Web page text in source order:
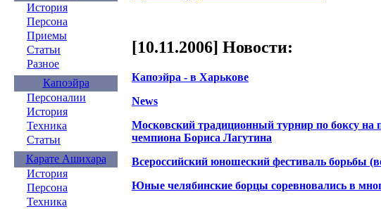
История
Персона
Приемы
Статьи
Разное
Капоэйра
Персоналии
История
Техника
Статьи
Карате Ашихара
История
Персона
Техника
[10.11.2006] Новости:
Капоэйра - в Харькове
News
Московский традиционный турнир по боксу на
чемпиона Бориса Лагутина
Всероссийский юношеский фестиваль борьбы
Юные челябинские борцы соревновались в